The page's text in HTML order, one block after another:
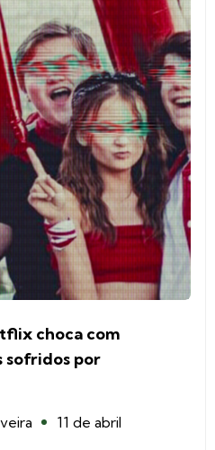
choca com
sofridos por
11 de abril